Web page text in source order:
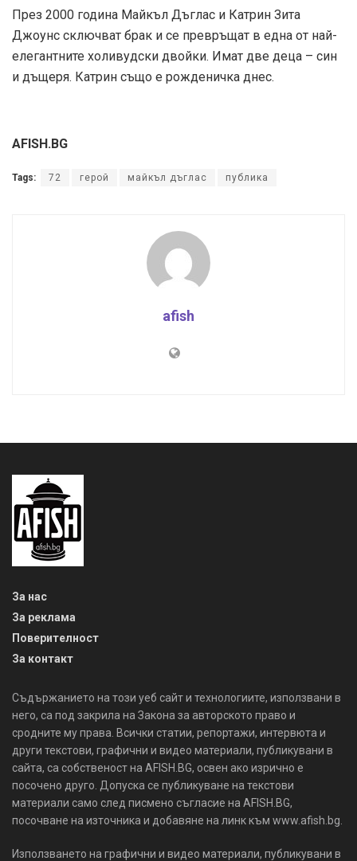
През 2000 година Майкъл Дъглас и Катрин Зита
Джоунс сключват брак и се превръщат в една от най-
елегантните холивудски двойки. Имат две деца – син
и дъщеря. Катрин също е рожденичка днес.
AFISH.BG
Tags: 72 герой майкъл дъглас публика
afish
За нас
За реклама
Поверителност
За контакт
Съдържанието на този уеб сайт и технологиите, използвани в
него, са под закрила на Закона за авторското право и
сродните му права. Всички статии, репортажи, интервюта и
други текстови, графични и видео материали, публикувани в
сайта, са собственост на AFISH.BG, освен ако изрично е
посочено друго. Допуска се публикуване на текстови
материали само след писмено съгласие на AFISH.BG,
посочване на източника и добавяне на линк към www.afish.bg.
Използването на графични и видео материали, публикувани в